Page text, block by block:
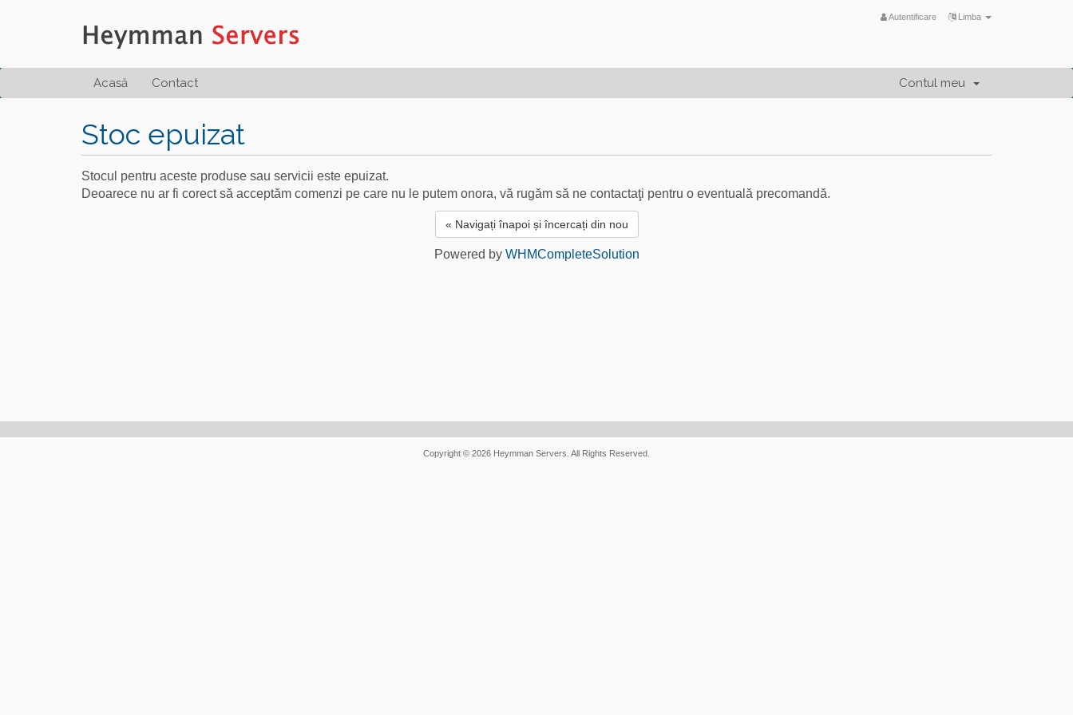
Limba
Autentificare
Acasă Contact Contul meu
Stoc epuizat
Stocul pentru aceste produse sau servicii este epuizat.
Deoarece nu ar fi corect să acceptăm comenzi pe care nu le putem onora, vă rugăm să ne contactaţi pentru o eventuală precomandă.
« Navigați înapoi și încercați din nou
Powered by WHMCompleteSolution
Copyright © 2026 Heymman Servers. All Rights Reserved.